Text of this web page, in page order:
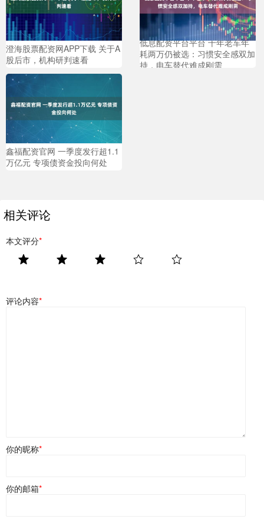
澄海股票配资网APP下载 关于A
股后市，机构研判速看
低息配资平台平台 十年老车年
耗两万仍被选：习惯安全感双加
持，电车替代难成刚需
鑫福配资官网 一季度发行超1.1
万亿元 专项债资金投向何处
相关评论
本文评分*
评论内容*
你的昵称*
你的邮箱*